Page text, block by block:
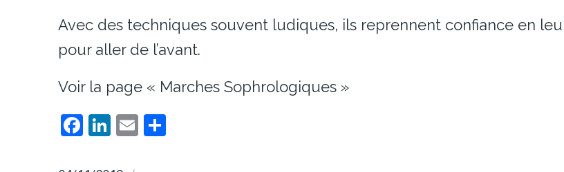
Avec des techniques souvent ludiques, ils reprennent confiance en
pour aller de l’avant.
Voir la page « Marches Sophrologiques »
Facebook
LinkedIn
EmailPartager